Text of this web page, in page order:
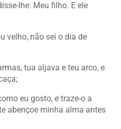
lhe: Meu filho. E ele
velho, não sei o dia de
tua aljava e teu arco, e
eu gosto, e traze-o a
abençoe minha alma antes